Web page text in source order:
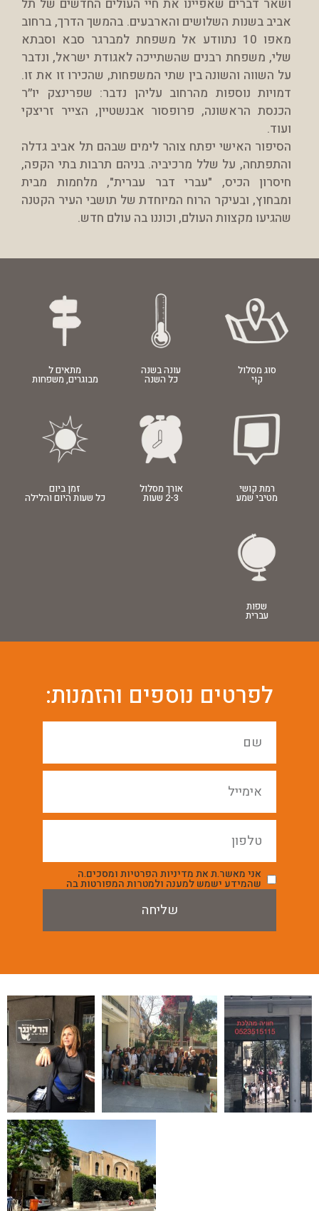
ושאר דברים שאפיינו את חיי העולים החדשים של תל
אביב בשנות השלושים והארבעים. בהמשך הדרך, ברחוב
מאפו 10 נתוודע אל משפחת למברגר סבא וסבתא
שלי, משפחת רבנים שהשתייכה לאגודת ישראל, ונדבר
על השווה והשונה בין שתי המשפחות, שהכירו זו את זו.
דמויות נוספות מהרחוב עליהן נדבר: שפרינצק יו״ר
הכנסת הראשונה, פרופסור אבנשטיין, הצייר זריצקי
ועוד.
הסיפור האישי יפתח צוהר לימים שבהם תל אביב גדלה
והתפתחה, על שלל מרכיביה. בניהם תרבות בתי הקפה,
חיסרון הכיס, "עברי דבר עברית", מלחמות מבית
ומבחוץ, ובעיקר הרוח המיוחדת של תושבי העיר הקטנה
שהגיעו מקצוות העולם, וכוננו בה עולם חדש.
סוג מסלול
קוי
עונה בשנה
כל השנה
מתאים ל
מבוגרים, משפחות
רמת קושי
מטיבי שמע
אורך מסלול
2-3 שעות
זמן ביום
כל שעות היום והלילה
שפות
עברית
לפרטים נוספים והזמנות:
אני מאשר.ת את מדיניות הפרטיות ומסכים.ה
שהמידע ישמש למענה ולמטרות המפורטות בה
שליחה